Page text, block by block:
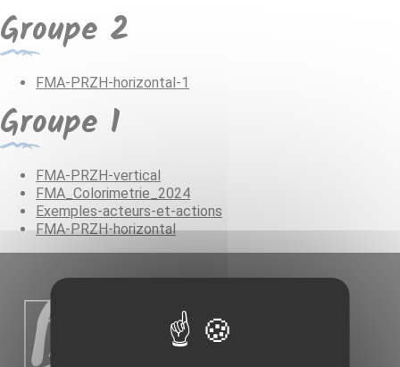
Groupe 2
FMA-PRZH-horizontal-1
Groupe 1
FMA-PRZH-vertical
FMA_Colorimetrie_2024
Exemples-acteurs-et-actions
FMA-PRZH-horizontal